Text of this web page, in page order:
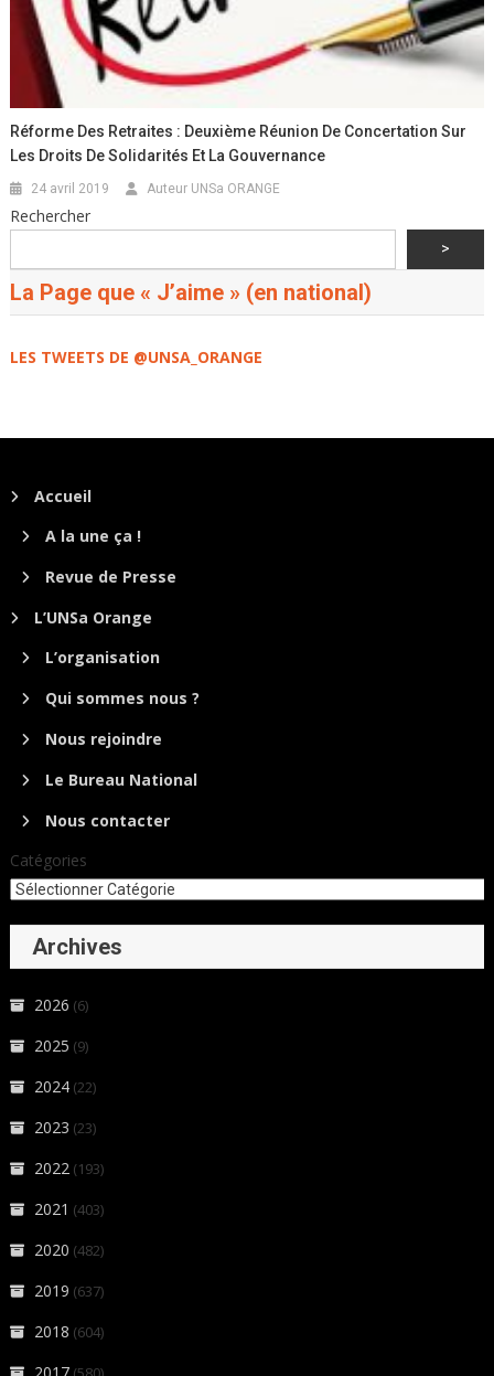
Réforme Des Retraites : Deuxième Réunion De Concertation Sur
Les Droits De Solidarités Et La Gouvernance
24 avril 2019 Auteur UNSa ORANGE
Rechercher
>
La Page que « J’aime » (en national)
LES TWEETS DE @UNSA_ORANGE
Accueil
A la une ça !
Revue de Presse
L’UNSa Orange
L’organisation
Qui sommes nous ?
Nous rejoindre
Le Bureau National
Nous contacter
Catégories
Archives
2026 (6)
2025 (9)
2024 (22)
2023 (23)
2022 (193)
2021 (403)
2020 (482)
2019 (637)
2018 (604)